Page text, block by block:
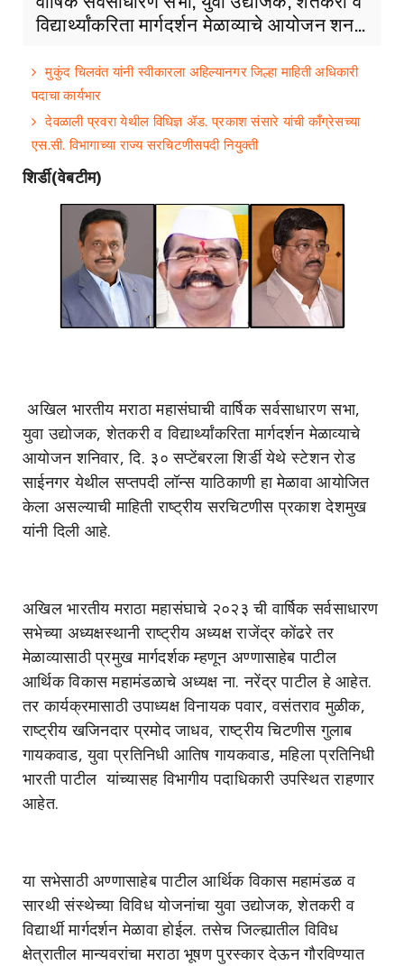
विद्यार्थ्यांकरिता मार्गदर्शन मेळाव्याचे आयोजन शन...
मुकुंद चिलवंत यांनी स्वीकारला अहिल्यानगर जिल्हा माहिती अधिकारी
पदाचा कार्यभार
देवळाली प्रवरा येथील विधिज्ञ ॲड. प्रकाश संसारे यांची काँग्रेसच्या
एस.सी. विभागाच्या राज्य सरचिटणीसपदी नियुक्ती
शिर्डी(वेबटीम)
अखिल भारतीय मराठा महासंघाची वार्षिक सर्वसाधारण सभा,
युवा उद्योजक, शेतकरी व विद्यार्थ्यांकरिता मार्गदर्शन मेळाव्याचे
आयोजन शनिवार, दि. ३० सप्टेंबरला शिर्डी येथे स्टेशन रोड
साईनगर येथील सप्तपदी लॉन्स याठिकाणी हा मेळावा आयोजित
केला असल्याची माहिती राष्ट्रीय सरचिटणीस प्रकाश देशमुख
यांनी दिली आहे.
अखिल भारतीय मराठा महासंघाचे २०२३ ची वार्षिक सर्वसाधारण
सभेच्या अध्यक्षस्थानी राष्ट्रीय अध्यक्ष राजेंद्र कोंढरे तर
मेळाव्यासाठी प्रमुख मार्गदर्शक म्हणून अण्णासाहेब पाटील
आर्थिक विकास महामंडळाचे अध्यक्ष ना. नरेंद्र पाटील हे आहेत.
तर कार्यक्रमासाठी उपाध्यक्ष विनायक पवार, वसंतराव मुळीक,
राष्ट्रीय खजिनदार प्रमोद जाधव, राष्ट्रीय चिटणीस गुलाब
गायकवाड, युवा प्रतिनिधी आतिष गायकवाड, महिला प्रतिनिधी
भारती पाटील यांच्यासह विभागीय पदाधिकारी उपस्थित राहणार
आहेत.
या सभेसाठी अण्णासाहेब पाटील आर्थिक विकास महामंडळ व
सारथी संस्थेच्या विविध योजनांचा युवा उद्योजक, शेतकरी व
विद्यार्थी मार्गदर्शन मेळावा होईल. तसेच जिल्ह्यातील विविध
क्षेत्रातील मान्यवरांचा मराठा भूषण पुरस्कार देऊन गौरविण्यात